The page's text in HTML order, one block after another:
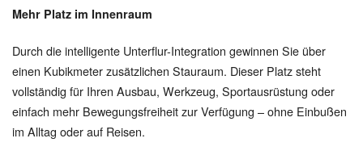
Mehr Platz im Innenraum
Durch die intelligente Unterflur-Integration gewinnen Sie über
einen Kubikmeter zusätzlichen Stauraum. Dieser Platz steht
vollständig für Ihren Ausbau, Werkzeug, Sportausrüstung oder
einfach mehr Bewegungsfreiheit zur Verfügung – ohne Einbußen
im Alltag oder auf Reisen.